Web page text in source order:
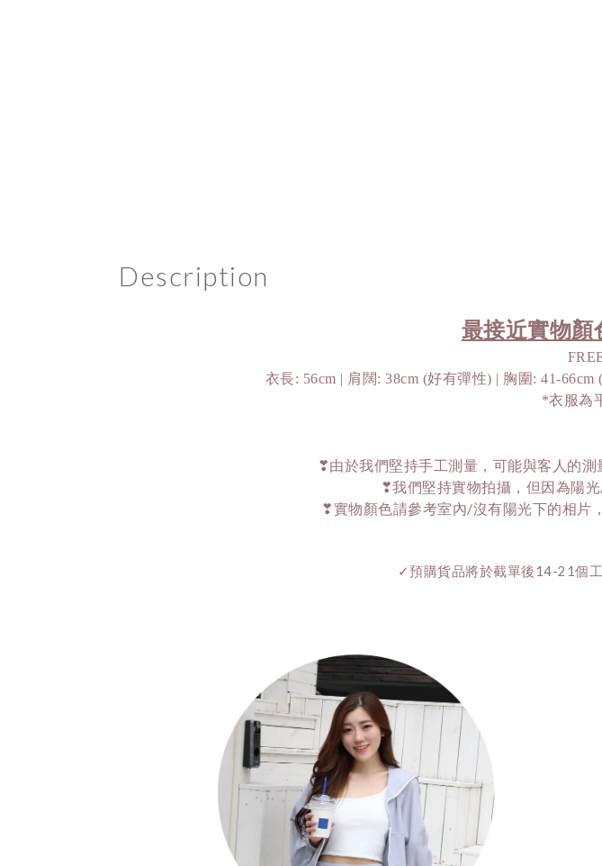
Description
最接近實物顏
衣長: 56cm | 肩闊: 38cm (好有彈性) | 胸圍: 41-
*衣服為
❣由於我們堅持手工測量，可能與客人的
❣我們堅持實物拍攝，但因為陽
❣實物顏色請參考室內/沒有陽光下的相片
✓預購貨品將於截單後14-21個